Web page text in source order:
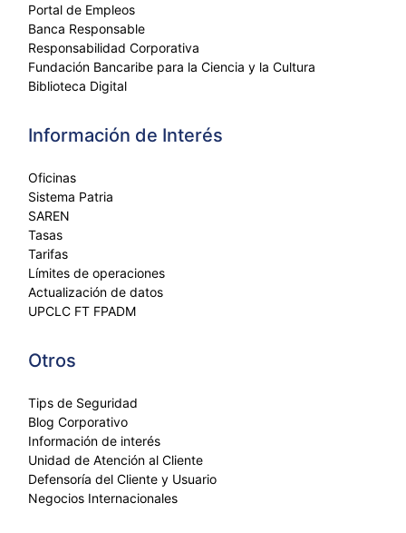
Portal de Empleos
Banca Responsable
Responsabilidad Corporativa
Fundación Bancaribe para la Ciencia y la Cultura
Biblioteca Digital
Información de Interés
Oficinas
Sistema Patria
SAREN
Tasas
Tarifas
Límites de operaciones
Actualización de datos
UPCLC FT FPADM
Otros
Tips de Seguridad
Blog Corporativo
Información de interés
Unidad de Atención al Cliente
Defensoría del Cliente y Usuario
Negocios Internacionales